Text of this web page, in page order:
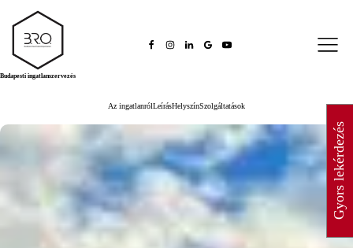
Budapesti ingatlanszervezés
Az ingatlanrólLeírásHelyszínSzolgáltatások
Gyors lekérdezés